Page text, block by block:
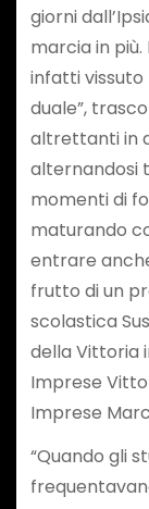
giorni
marcia in
infatti vissuto
duale”,
altrettanti in
alternandosi
momenti di
maturando
entrare
frutto di un
scolastica
della Vittoria
Imprese
Imprese
“Quando gli